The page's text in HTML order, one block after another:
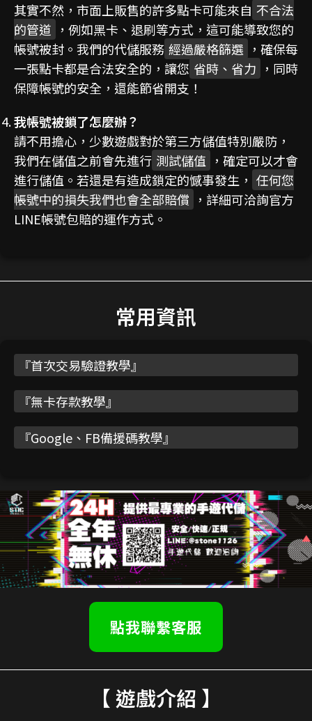
其實不然，市面上販售的許多點卡可能來自 不合法
的管道 ，例如黑卡、退刷等方式，這可能導致您的
帳號被封。我們的代儲服務 經過嚴格篩選 ，確保每
一張點卡都是合法安全的，讓您 省時、省力 ，同時
保障帳號的安全，還能節省開支！
我帳號被鎖了怎麼辦？
請不用擔心，少數遊戲對於第三方儲值特別嚴防，
我們在儲值之前會先進行 測試儲值 ，確定可以才會
進行儲值。若還是有造成鎖定的憾事發生， 任何您
帳號中的損失我們也會全部賠償 ，詳細可洽詢官方
LINE帳號包賠的運作方式。
常用資訊
『首次交易驗證教學』
『無卡存款教學』
『Google、FB備援碼教學』
點我聯繫客服
【 遊戲介紹 】